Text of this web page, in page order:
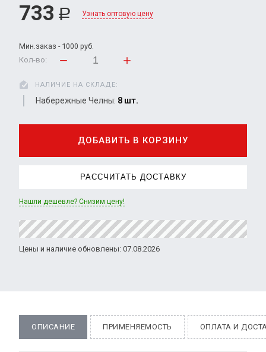
733 Р Узнать оптовую цену
Мин.заказ - 1000 руб.
Кол-во:
НАЛИЧИЕ НА СКЛАДЕ:
Набережные Челны: 8 шт.
ДОБАВИТЬ В КОРЗИНУ
РАССЧИТАТЬ ДОСТАВКУ
Нашли дешевле? Снизим цену!
Цены и наличие обновлены: 07.08.2026
ОПИСАНИЕ ПРИМЕНЯЕМОСТЬ ОПЛАТА И